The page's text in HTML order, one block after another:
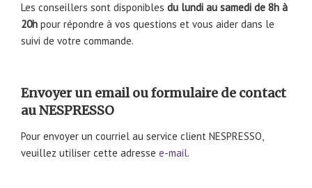
Les conseillers sont disponibles du lundi au samedi de 8h à
20h pour répondre à vos questions et vous aider dans le
suivi de votre commande.
Envoyer un email ou formulaire de contact
au NESPRESSO
Pour envoyer un courriel au service client NESPRESSO,
veuillez utiliser cette adresse e-mail.